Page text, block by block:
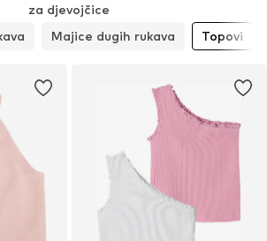
za djevojčice
Majice dugih rukava Topovi